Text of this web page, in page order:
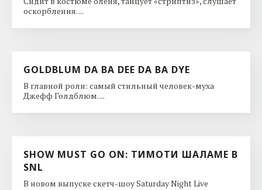
оскорбления. ...
GOLDBLUM DA BA DEE DA BA DYE
В главной роли: самый стильный человек-муха
Джефф Голдблюм. ...
SHOW MUST GO ON: ТИМОТИ ШАЛАМЕ В
SNL
В новом выпуске скетч-шоу Saturday Night Live